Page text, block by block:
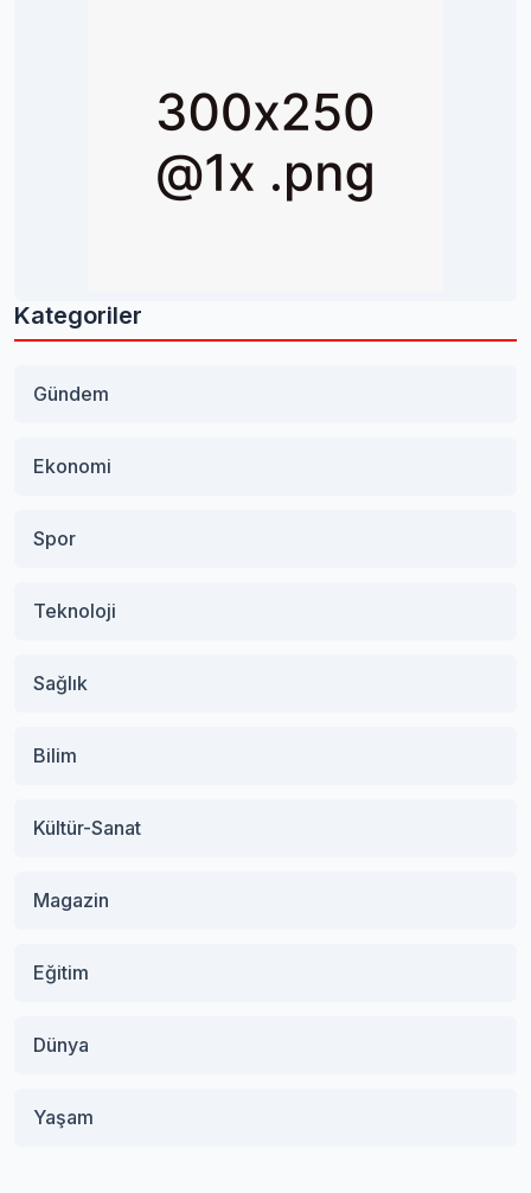
Kategoriler
Gündem
Ekonomi
Spor
Teknoloji
Sağlık
Bilim
Kültür-Sanat
Magazin
Eğitim
Dünya
Yaşam